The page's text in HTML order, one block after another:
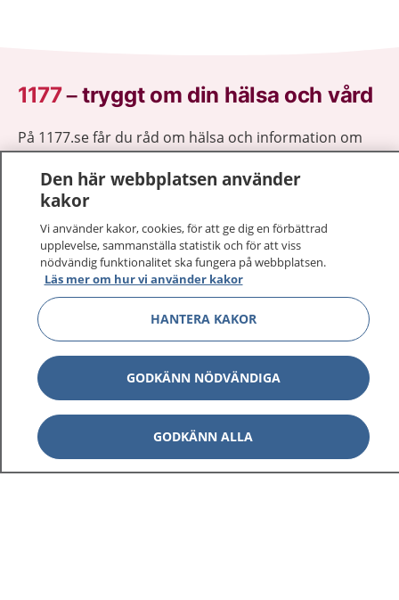
1177–tryggt om din hälsa och vård
På 1177.se får du råd om hälsa och information om
sjukdomar och vilka mottagningar du kan kontakta.
Logga in för att läsa din journal och göra dina
vårdärenden. Ring telefonnummer 1177 för
sjukvårdsrådgivning dygnet runt.
1177 ger dig råd när du vill må bättre.
1177 på flera språk Visa
Om 1177 Visa
Kontakt Visa
Den här webbplatsen använder
kakor
Vi använder kakor, cookies, för att ge dig en förbättrad
upplevelse, sammanställa statistik och för att viss
nödvändig funktionalitet ska fungera på webbplatsen.
Läs mer om hur vi använder kakor
HANTERA KAKOR
GODKÄNN NÖDVÄNDIGA
GODKÄNN ALLA